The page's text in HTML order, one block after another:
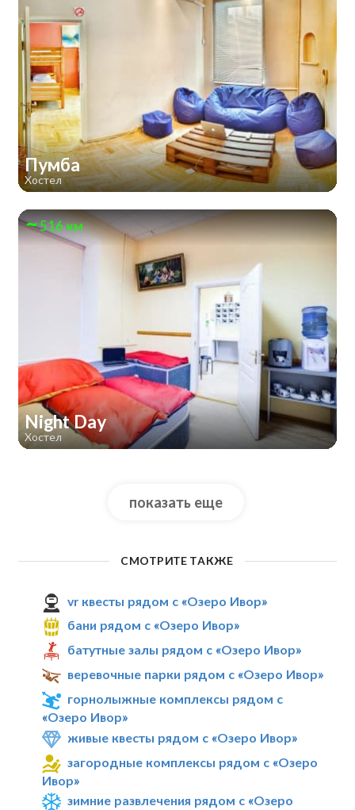
Пумба
Хостел
516 км
Night Day
Хостел
показать еще
СМОТРИТЕ ТАКЖЕ
vr квесты рядом с «Озеро Ивор»
бани рядом с «Озеро Ивор»
батутные залы рядом с «Озеро Ивор»
веревочные парки рядом с «Озеро Ивор»
горнолыжные комплексы рядом с
«Озеро Ивор»
живые квесты рядом с «Озеро Ивор»
загородные комплексы рядом с «Озеро
Ивор»
зимние развлечения рядом с «Озеро